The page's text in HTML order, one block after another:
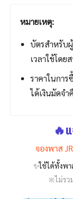
หมายเหตุ:
บัตรสำหรับ
เวลาใช้โดย
ราคาในการ
ได้เงินมัดจ
🔥
จองพาส
✨ใช้ได้ทั้งพ
※ไม่รว